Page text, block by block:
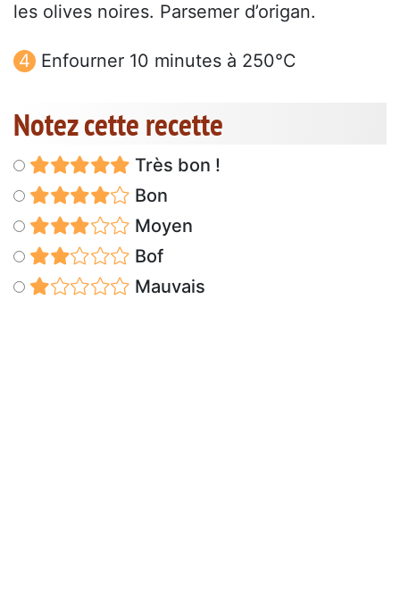
les olives noires. Parsemer d’origan.
Enfourner 10 minutes à 250°C
Notez cette recette
Très bon !
Bon
Moyen
Bof
Mauvais